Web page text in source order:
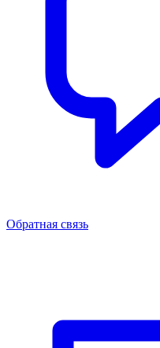
Обратная связь